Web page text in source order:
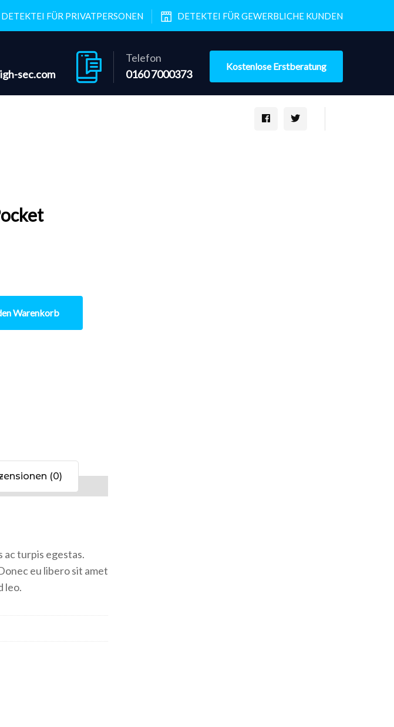
DETEKTEI FÜR PRIVATPERSONEN DETEKTEI FÜR GEWERBLICHE KUNDEN
sec.com
Telefon
0160 7000373
Kostenlose Erstberatung
Warenkorb
(0)
turpis egestas.
eu libero sit amet
leo.